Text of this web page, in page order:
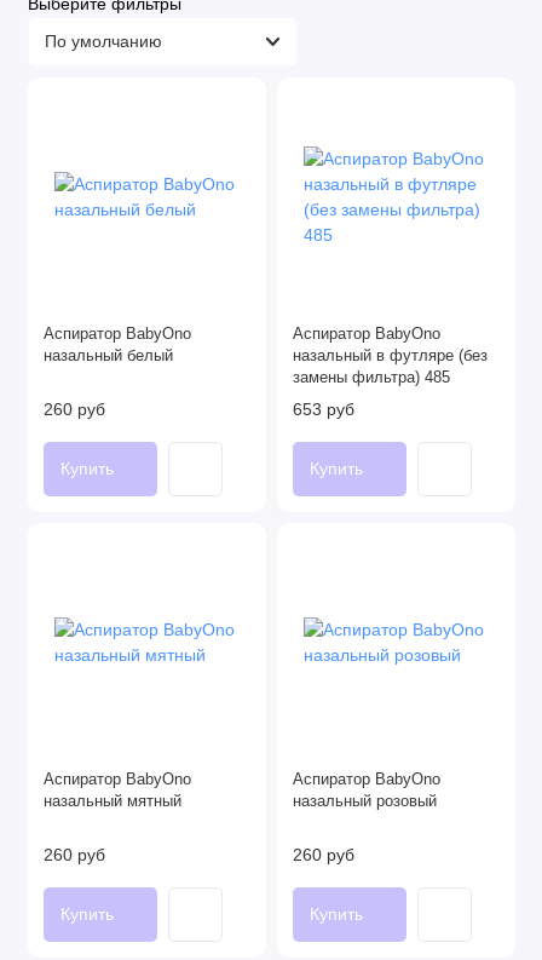
Аспиратор BabyOno
назальный белый
260 руб
Купить
Аспиратор BabyOno
назальный в футляре (без
замены фильтра) 485
653 руб
Купить
Аспиратор BabyOno
назальный мятный
260 руб
Купить
Аспиратор BabyOno
назальный розовый
260 руб
Купить